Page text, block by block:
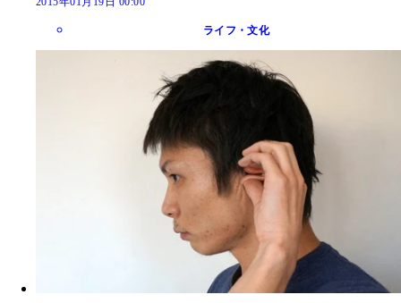
ライフ・文化